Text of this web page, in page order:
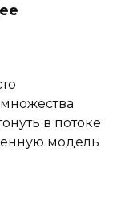
в потоке
модель